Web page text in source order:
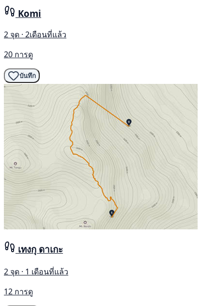
Komi
2 จุด · 2เดือนที่แล้ว
20 การดู
บันทึก
เทงกุ ดาเกะ
2 จุด · 1 เดือนที่แล้ว
12 การดู